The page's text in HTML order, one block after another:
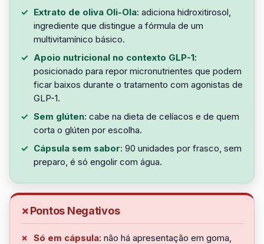
Extrato de oliva Oli-Ola: adiciona hidroxitirosol,
ingrediente que distingue a fórmula de um
multivitamínico básico.
Apoio nutricional no contexto GLP-1:
posicionado para repor micronutrientes que podem
ficar baixos durante o tratamento com agonistas de
GLP-1.
Sem glúten: cabe na dieta de celíacos e de quem
corta o glúten por escolha.
Cápsula sem sabor: 90 unidades por frasco, sem
preparo, é só engolir com água.
Pontos Negativos
Só em cápsula: não há apresentação em goma,